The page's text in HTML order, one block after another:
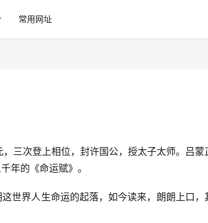
常用网址
三次登上相位，封许国公，授太子太师。吕蒙
年的《命运赋》。
世界人生命运的起落，如今读来，朗朗上口，